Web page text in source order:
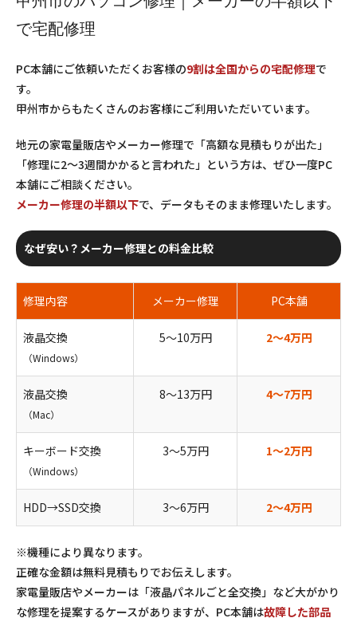
で宅配修理
PC本舗にご依頼いただくお客様の9割は全国からの宅配修理で
す。
甲州市からもたくさんのお客様にご利用いただいています。
地元の家電量販店やメーカー修理で「高額な見積もりが出た」
「修理に2〜3週間かかると言われた」という方は、ぜひ一度PC
本舗にご相談ください。
メーカー修理の半額以下で、データもそのまま修理いたします。
なぜ安い？メーカー修理との料金比較
修理内容 メーカー修理 PC本舗
液晶交換
（Windows）
5〜10万円 2〜4万円
液晶交換
（Mac）
8〜13万円 4〜7万円
キーボード交換
（Windows）
3〜5万円 1〜2万円
HDD→SSD交換 3〜6万円 2〜4万円
※機種により異なります。
正確な金額は無料見積もりでお伝えします。
家電量販店やメーカーは「液晶パネルごと全交換」など大がかり
な修理を提案するケースがありますが、PC本舗は故障した部品